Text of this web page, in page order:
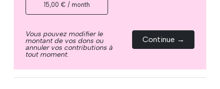
15,00 € / month
Vous pouvez modifier le
montant de vos dons ou
annuler vos contributions à
tout moment.
Continue →